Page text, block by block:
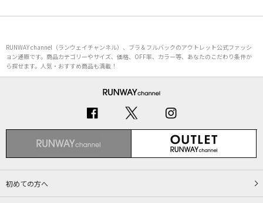
RUNWAY channel（ランウェイチャンネル）、ブラ＆フルバックのアウトレット公式ファッシ
ョン通販です。商品カテゴリーやサイズ、価格、OFF率、カラー等、あなたのこだわり条件か
ら探せます。人気・おすすめ商品も満載！
初めての方へ